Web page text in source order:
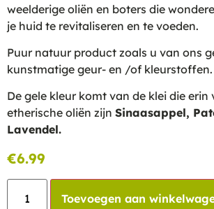
weelderige oliën en boters die
je huid te revitaliseren en te voeden.
Puur natuur product zoals u van ons
kunstmatige geur- en /of kleurstoffen.
De gele kleur komt van de klei die erin
etherische oliën zijn Sinaasappel,
Lavendel.
€6.99
Toevoegen aan